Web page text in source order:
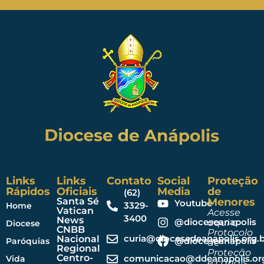
Links
Rápidos
Home
Diocese
Paróquias
Vida
Links
Oficiais
Santa Sé
Vatican
News
CNBB
Nacional
Regional
Centro-
Contato
(62)
3329-
3400
Social
Media
Youtube
@dioceseanapolis
@dioceseanapolis
Proteção
de
Menores
Acesse
aqui o
Protocolo
de
Proteção